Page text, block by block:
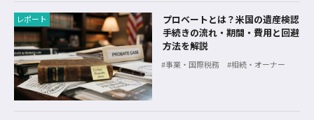
レポート
プロベートとは？米国の遺産検認
手続きの流れ・期間・費用と回避
方法を解説
事業・国際税務 相続・オーナー